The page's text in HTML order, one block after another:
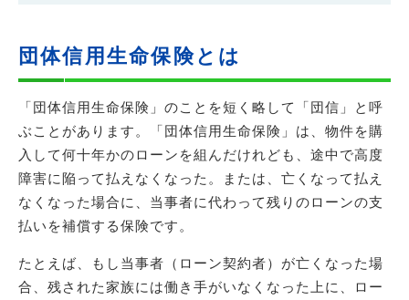
団体信用生命保険とは
「団体信用生命保険」のことを短く略して「団信」と呼
ぶことがあります。「団体信用生命保険」は、物件を購
入して何十年かのローンを組んだけれども、途中で高度
障害に陥って払えなくなった。または、亡くなって払え
なくなった場合に、当事者に代わって残りのローンの支
払いを補償する保険です。
たとえば、もし当事者（ローン契約者）が亡くなった場
合、残された家族には働き手がいなくなった上に、ロー